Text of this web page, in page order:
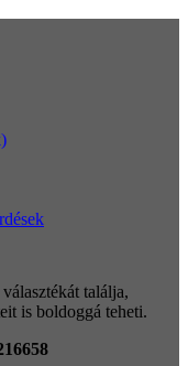
találja,
is boldoggá teheti.